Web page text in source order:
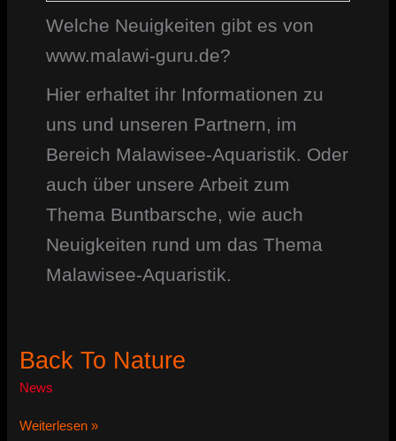
Welche Neuigkeiten gibt es von
www.malawi-guru.de?
Hier erhaltet ihr Informationen zu
uns und unseren Partnern, im
Bereich Malawisee-Aquaristik. Oder
auch über unsere Arbeit zum
Thema Buntbarsche, wie auch
Neuigkeiten rund um das Thema
Malawisee-Aquaristik.
Back To Nature
News
Back
Weiterlesen »